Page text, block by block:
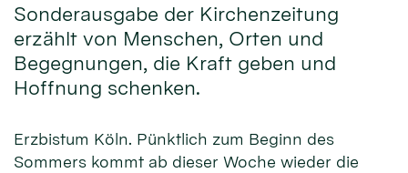
Sonderausgabe der Kirchenzeitung
erzählt von Menschen, Orten und
Begegnungen, die Kraft geben und
Hoffnung schenken.
Erzbistum Köln. Pünktlich zum Beginn des
Sommers kommt ab dieser Woche wieder die